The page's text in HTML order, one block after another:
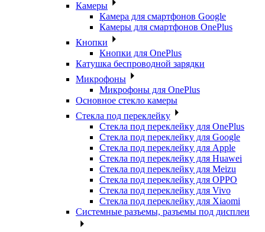
Камеры
Камера для смартфонов Google
Камеры для смартфонов OnePlus
Кнопки
Кнопки для OnePlus
Катушка беспроводной зарядки
Микрофоны
Микрофоны для OnePlus
Основное стекло камеры
Стекла под переклейку
Стекла под переклейку для OnePlus
Стекла под переклейку для Google
Стекла под переклейку для Apple
Стекла под переклейку для Huawei
Стекла под переклейку для Meizu
Стекла под переклейку для OPPO
Стекла под переклейку для Vivo
Стекла под переклейку для Xiaomi
Системные разъемы, разъемы под дисплеи